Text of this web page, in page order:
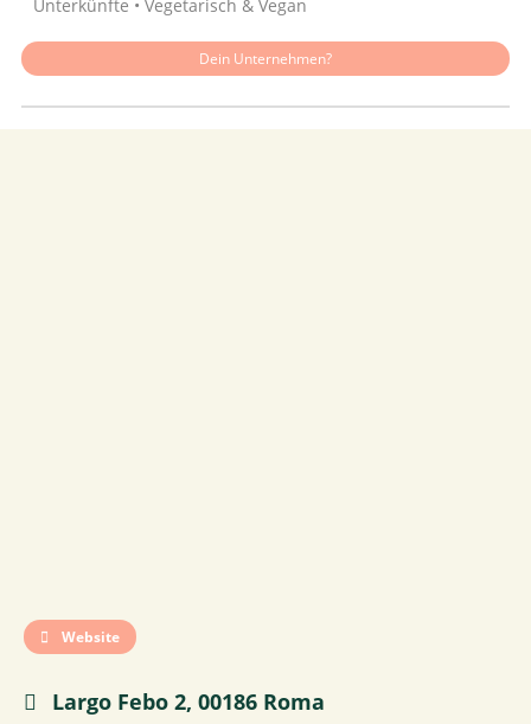
Unterkünfte • Vegetarisch & Vegan
Dein Unternehmen?
Website
Largo Febo 2, 00186 Roma